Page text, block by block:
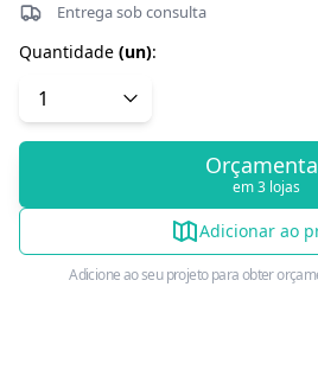
Entrega sob consulta
Quantidade (un):
em 3 lojas
Adicionar ao
Adicione ao seu projeto para obter